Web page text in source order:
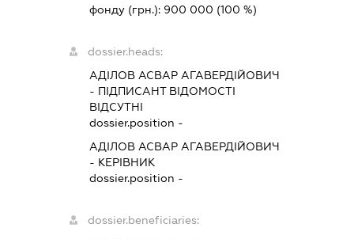
фонду (грн.): 900 000 (100 %)
dossier.heads:
АДІЛОВ АСВАР АГАВЕРДІЙОВИЧ
- ПІДПИСАНТВІДОМОСТІ
ВІДСУТНІ
dossier.position -
АДІЛОВ АСВАР АГАВЕРДІЙОВИЧ
- КЕРІВНИК
dossier.position -
dossier.beneficiaries: